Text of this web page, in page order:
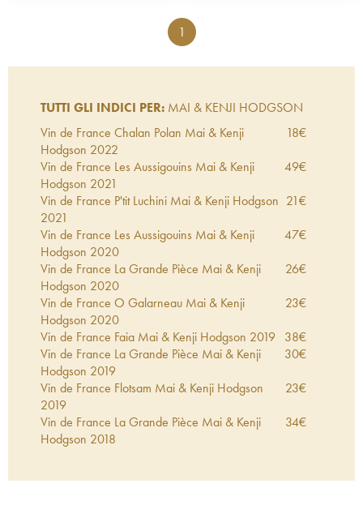
1
TUTTI GLI INDICI PER: MAI & KENJI HODGSON
Vin de France Chalan Polan Mai & Kenji
Hodgson 2022
18€
Vin de France Les Aussigouins Mai & Kenji
Hodgson 2021
49€
Vin de France P'tit Luchini Mai & Kenji Hodgson
2021
21€
Vin de France Les Aussigouins Mai & Kenji
Hodgson 2020
47€
Vin de France La Grande Pièce Mai & Kenji
Hodgson 2020
26€
Vin de France O Galarneau Mai & Kenji
Hodgson 2020
23€
Vin de France Faia Mai & Kenji Hodgson 2019 38€
Vin de France La Grande Pièce Mai & Kenji
Hodgson 2019
30€
Vin de France Flotsam Mai & Kenji Hodgson
2019
23€
Vin de France La Grande Pièce Mai & Kenji
Hodgson 2018
34€